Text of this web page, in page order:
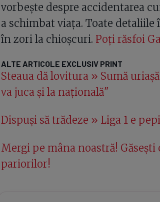
vorbește despre accidentarea
a schimbat viața. Toate detaliile
în zori la chioșcuri. Poți răsfoi
ALTE ARTICOLE EXCLUSIV PRINT
Steaua dă lovitura » Sumă
va juca și la națională"
Dispuși să trădeze » Liga 1 e
Mergi pe mâna noastră!
pariorilor!